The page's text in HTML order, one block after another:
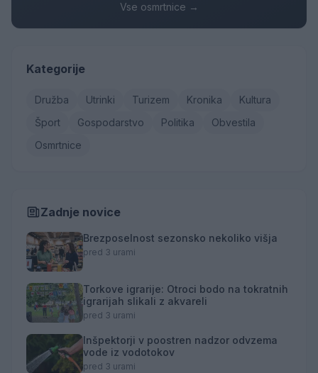
Vse osmrtnice →
Kategorije
Družba Utrinki Turizem Kronika
Kultura
Šport
Gospodarstvo Politika
Obvestila
Osmrtnice
Zadnje novice
Brezposelnost sezonsko nekoliko višja
pred 3 urami
Torkove igrarije: Otroci bodo na tokratnih
igrarijah slikali z akvareli
pred 3 urami
Inšpektorji v poostren nadzor odvzema
vode iz vodotokov
pred 3 urami